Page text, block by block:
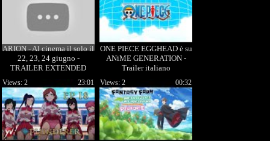
ARION - Al cinema il solo il
22, 23, 24 giugno -
TRAILER EXTENDED
ONE PIECE EGGHEAD è su
ANiME GENERATION -
Trailer italiano
23:01
Views: 2 00:32
Views: 2